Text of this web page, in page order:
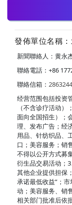
發佈單位名稱
新聞聯絡人：黄永
聯絡電話：+86
聯絡信箱：
经营范围包括投资
（不含诊疗活动
面向全国招生）；
理、发布广告；经
用品、针纺织品、
口；美容服务；销
不得以公开方式募
衍生品交易活动；
其他企业提供担保
承诺最低收益”；
动；美容服务、销
相关部门批准后依